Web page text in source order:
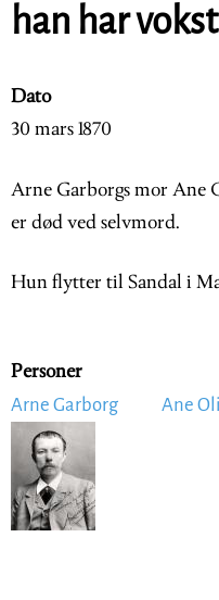
han har
Dato
30 mars 1870
Arne Garborgs mor Ane
er død ved selvmord.
Hun flytter til Sandal i
Personer
Arne Garborg
Image
Ane